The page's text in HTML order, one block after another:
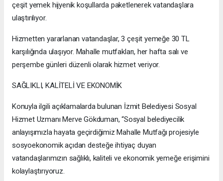
çeşit yemek hijyenik koşullarda paketlenerek vatandaşlara
ulaştırılıyor.
Hizmetten yararlanan vatandaşlar, 3 çeşit yemeğe 30 TL
karşılığında ulaşıyor. Mahalle mutfakları, her hafta salı ve
perşembe günleri düzenli olarak hizmet veriyor.
SAĞLIKLI, KALİTELİ VE EKONOMİK
Konuyla ilgili açıklamalarda bulunan İzmit Belediyesi Sosyal
Hizmet Uzmanı Merve Gökduman, “Sosyal belediyecilik
anlayışımızla hayata geçirdiğimiz Mahalle Mutfağı projesiyle
sosyoekonomik açıdan desteğe ihtiyaç duyan
vatandaşlarımızın sağlıklı, kaliteli ve ekonomik yemeğe erişimini
kolaylaştırıyoruz.